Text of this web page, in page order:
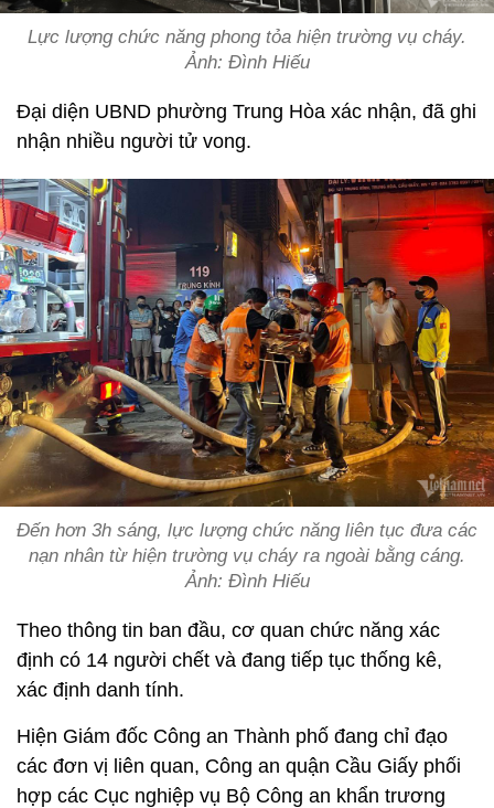
Lực lượng chức năng phong tỏa hiện trường vụ cháy.
Ảnh: Đình Hiếu
Đại diện UBND phường Trung Hòa xác nhận, đã ghi
nhận nhiều người tử vong.
Đến hơn 3h sáng, lực lượng chức năng liên tục đưa các
nạn nhân từ hiện trường vụ cháy ra ngoài bằng cáng.
Ảnh: Đình Hiếu
Theo thông tin ban đầu, cơ quan chức năng xác
định có 14 người chết và đang tiếp tục thống kê,
xác định danh tính.
Hiện Giám đốc Công an Thành phố đang chỉ đạo
các đơn vị liên quan, Công an quận Cầu Giấy phối
hợp các Cục nghiệp vụ Bộ Công an khẩn trương